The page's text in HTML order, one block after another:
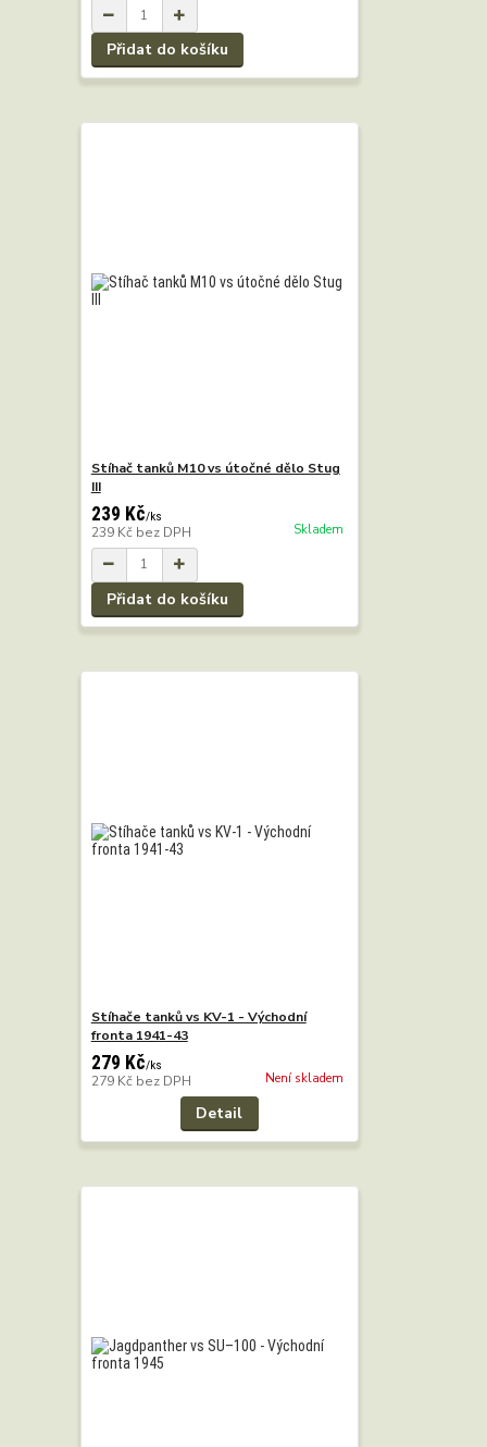
Přidat do košíku
Stíhač tanků M10 vs útočné dělo Stug
III
239 Kč/ks
239 Kč bez DPH Skladem
Přidat do košíku
Stíhače tanků vs KV-1 - Východní
fronta 1941-43
279 Kč/ks
279 Kč bez DPH Není skladem
Detail